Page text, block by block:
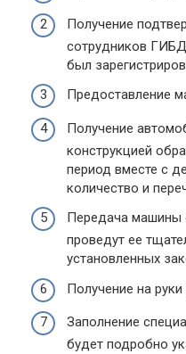
Получение
сотрудников
был
Предоставление
Получение
конструкцией
период вместе с
количество и
Передача машины
проведут ее
установленных
Получение на
Заполнение
будет подробно